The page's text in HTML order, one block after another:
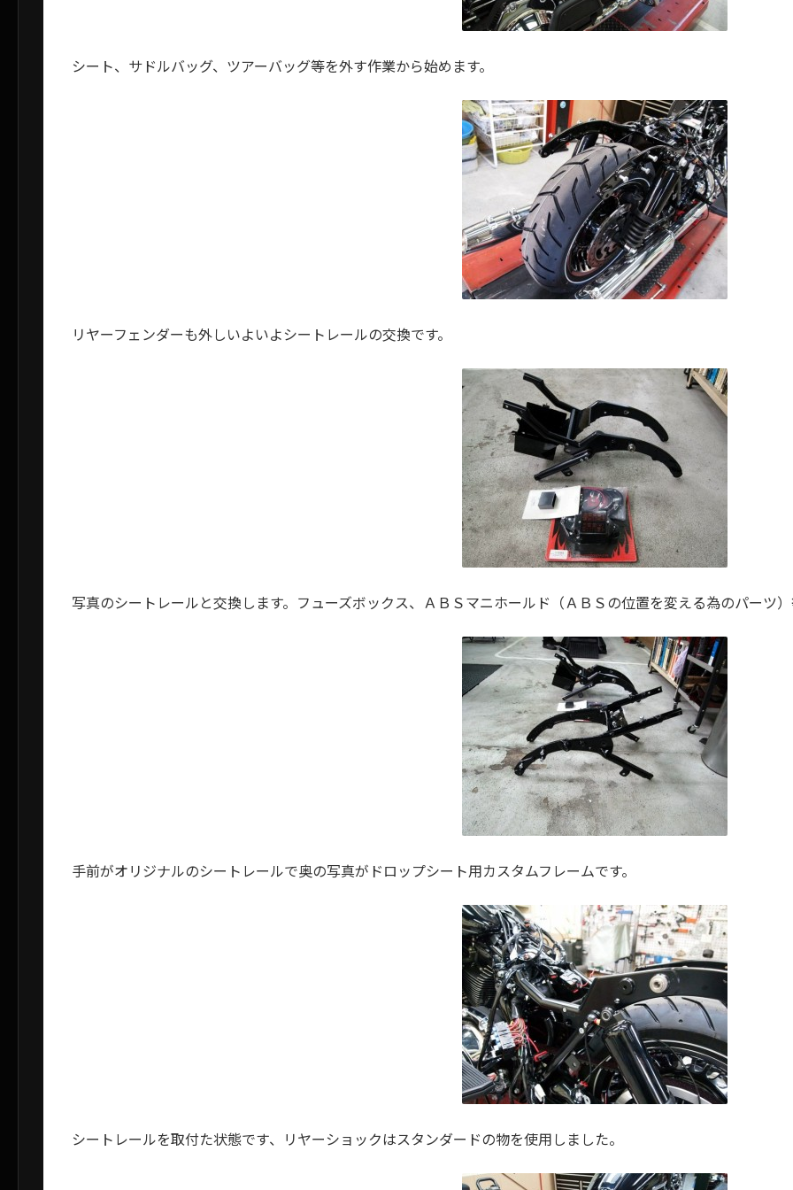
シート、サドルバッグ、ツアーバッグ等を外す作業から始めます。
リヤーフェンダーも外しいよいよシートレールの交換です。
写真のシートレールと交換します。フューズボックス、ＡＢＳマニホールド（ＡＢＳの位置を変える為のパーツ）
手前がオリジナルのシートレールで奥の写真がドロップシート用カスタムフレームです。
シートレールを取付た状態です、リヤーショックはスタンダードの物を使用しました。